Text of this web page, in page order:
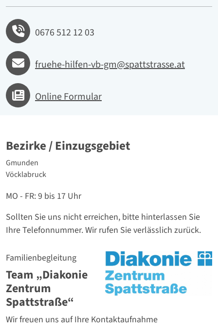
Telefon 0676 512 12 03
E-mail fruehe-hilfen-vb-gm@spattstrasse.at
Online Formular
Bezirke / Einzugsgebiet
politische Bezirke
Gmunden
Vöcklabruck
Erreichbarkeit
MO - FR: 9 bis 17 Uhr
Sollten Sie uns nicht erreichen, bitte hinterlassen Sie
Ihre Telefonnummer. Wir rufen Sie verlässlich zurück.
Logo
Familienbegleitung
Team „Diakonie
Zentrum
Spattstraße“
Wir freuen uns auf Ihre Kontaktaufnahme